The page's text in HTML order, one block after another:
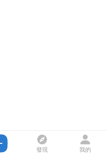
發現 我的